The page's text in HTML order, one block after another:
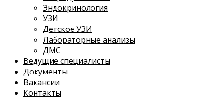
Эндокринология
УЗИ
Детское УЗИ
Лабораторные анализы
ДМС
Ведущие специалисты
Документы
Вакансии
Контакты